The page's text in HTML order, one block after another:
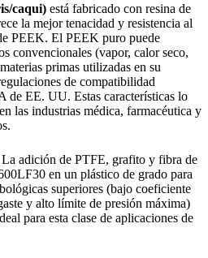
caqui) está fabricado con resina de
la mejor tenacidad y resistencia al
PEEK. El PEEK puro puede
convencionales (vapor, calor seco,
primas utilizadas en su
de compatibilidad
de EE. UU. Estas características lo
las industrias médica, farmacéutica y
La adición de PTFE, grafito y fibra de
en un plástico de grado para
superiores (bajo coeficiente
y alto límite de presión máxima)
para esta clase de aplicaciones de